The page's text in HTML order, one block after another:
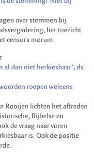
over stemmen bij
het toezicht
censura morum.
al dan niet herkiesbaar’; ds.
roepen weleens
Rooijen lichten het aftreden
Bijbelse en
de vraag naar voren
is. Ook de positie